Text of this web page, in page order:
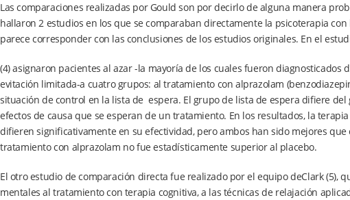
Las comparaciones realizadas por Gould son por decirlo de alguna manera
hallaron 2 estudios en los que se comparaban directamente la psicoterapia
parece corresponder con las conclusiones de los estudios originales. En el
(4) asignaron pacientes al azar -la mayoría de los cuales fueron
evitación limitada-a cuatro grupos: al tratamiento con alprazolam
situación de control en la lista de espera. El grupo de lista de espera difiere
efectos de causa que se esperan de un tratamiento. En los resultados, la
difieren significativamente en su efectividad, pero ambos han sido mejores
tratamiento con alprazolam no fue estadísticamente superior al placebo.
El otro estudio de comparación directa fue realizado por el equipo deClark (5),
mentales al tratamiento con terapia cognitiva, a las técnicas de relajación